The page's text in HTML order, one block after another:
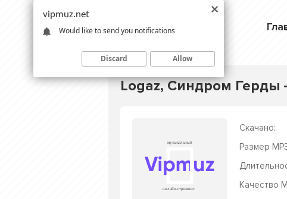
Logaz, Синдром Герды
Скачано:
Размер
Качество
vipmuz.net
Would like to send you notifications
Discard Allow